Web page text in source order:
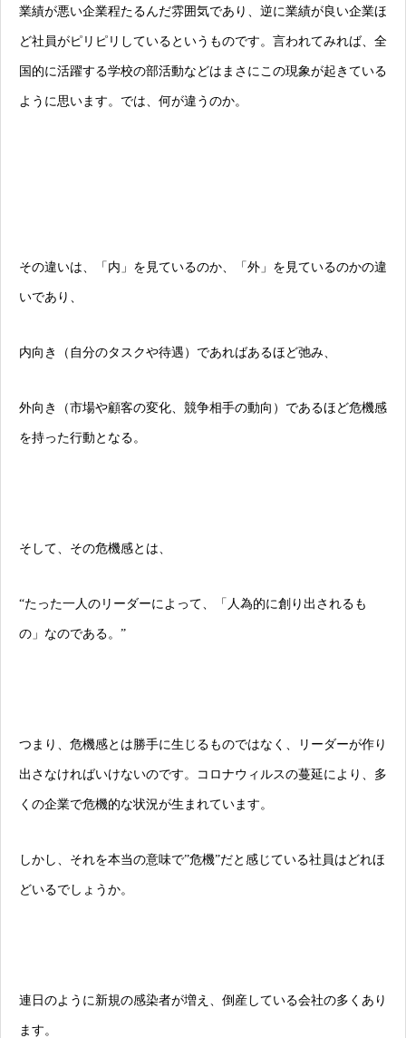
業績が悪い企業程たるんだ雰囲気であり、逆に業績が良い企業ほ
ど社員がピリピリしているというものです。言われてみれば、全
国的に活躍する学校の部活動などはまさにこの現象が起きている
ように思います。では、何が違うのか。
その違いは、「内」を見ているのか、「外」を見ているのかの違
いであり、
内向き（自分のタスクや待遇）であればあるほど弛み、
外向き（市場や顧客の変化、競争相手の動向）であるほど危機感
を持った行動となる。
そして、その危機感とは、
“たった一人のリーダーによって、「人為的に創り出されるも
の」なのである。”
つまり、危機感とは勝手に生じるものではなく、リーダーが作り
出さなければいけないのです。コロナウィルスの蔓延により、多
くの企業で危機的な状況が生まれています。
しかし、それを本当の意味で”危機”だと感じている社員はどれほ
どいるでしょうか。
連日のように新規の感染者が増え、倒産している会社の多くあり
ます。